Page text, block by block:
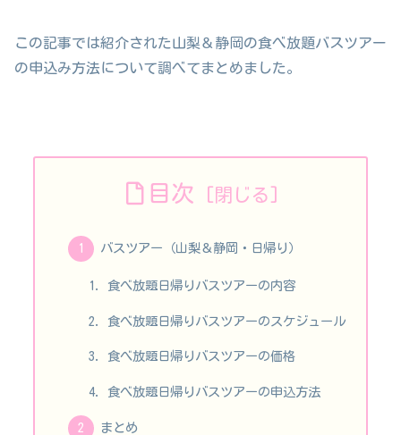
この記事では紹介された山梨＆静岡の食べ放題バスツアー
の申込み方法について調べてまとめました。
目次
バスツアー（山梨＆静岡・日帰り）
食べ放題日帰りバスツアーの内容
食べ放題日帰りバスツアーのスケジュール
食べ放題日帰りバスツアーの価格
食べ放題日帰りバスツアーの申込方法
まとめ